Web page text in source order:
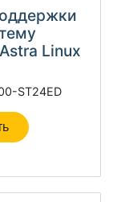
Linux
ST24ED